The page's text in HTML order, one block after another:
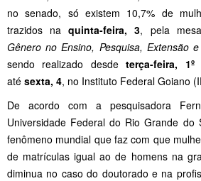
no senado, só existem 10,7% de
trazidos naquinta-feira, 3, pela
Gênero no Ensino, Pesquisa, Extensão
sendo realizado desdeterça-feira,
até sexta, 4, no Instituto Federal Goiano
De acordo com a pesquisadora
Universidade Federal do Rio Grande do
fenômeno mundial que faz com que
de matrículas igual ao de homens na
diminua no caso do doutorado e na